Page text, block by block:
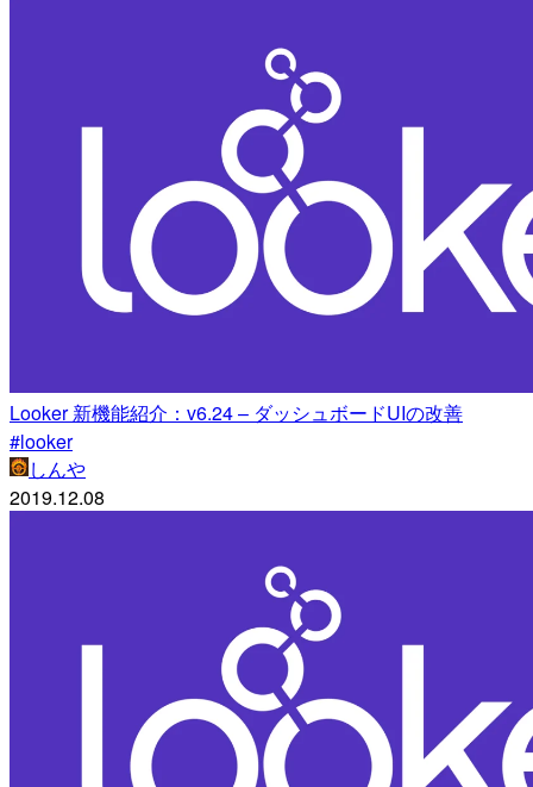
Looker 新機能紹介：v6.24 – ダッシュボードUIの改善
#looker
しんや
2019.12.08